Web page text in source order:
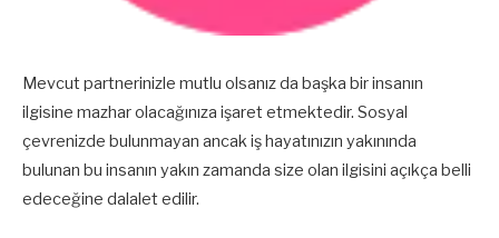
Mevcut partnerinizle mutlu olsanız da başka bir insanın
ilgisine mazhar olacağınıza işaret etmektedir. Sosyal
çevrenizde bulunmayan ancak iş hayatınızın yakınında
bulunan bu insanın yakın zamanda size olan ilgisini açıkça belli
edeceğine dalalet edilir.